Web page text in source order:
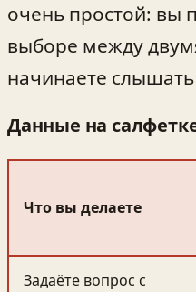
очень простой: вы
выборе между
начинаете
Данные на
Что вы делаете
Задаёте вопрос с